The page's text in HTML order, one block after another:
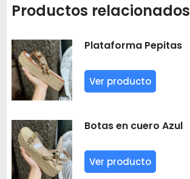
Productos relacionados
Plataforma Pepitas
Ver producto
Botas en cuero Azul
Ver producto